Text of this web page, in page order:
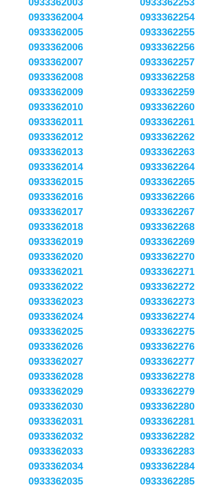
0933362004
0933362005
0933362006
0933362007
0933362008
0933362009
0933362010
0933362011
0933362012
0933362013
0933362014
0933362015
0933362016
0933362017
0933362018
0933362019
0933362020
0933362021
0933362022
0933362023
0933362024
0933362025
0933362026
0933362027
0933362028
0933362029
0933362030
0933362031
0933362032
0933362033
0933362034
0933362035
0933362254
0933362255
0933362256
0933362257
0933362258
0933362259
0933362260
0933362261
0933362262
0933362263
0933362264
0933362265
0933362266
0933362267
0933362268
0933362269
0933362270
0933362271
0933362272
0933362273
0933362274
0933362275
0933362276
0933362277
0933362278
0933362279
0933362280
0933362281
0933362282
0933362283
0933362284
0933362285